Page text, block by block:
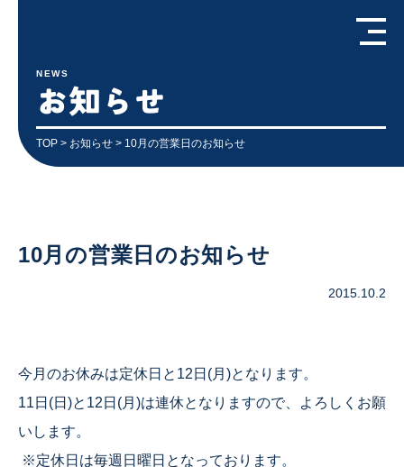
NEWS
お知らせ
TOP > お知らせ > 10月の営業日のお知らせ
10月の営業日のお知らせ
2015.10.2
今月のお休みは定休日と12日(月)となります。
11日(日)と12日(月)は連休となりますので、よろしくお願
いします。
※定休日は毎週日曜日となっております。